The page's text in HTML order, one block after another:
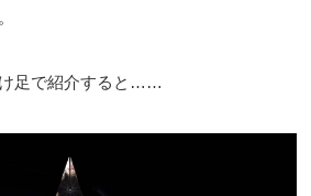
足で紹介すると……